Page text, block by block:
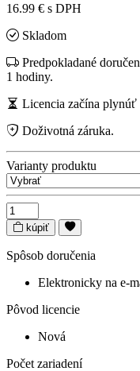
16.99 € s DPH
Skladom
Predpokladané
1 hodiny.
Licencia začína
Doživotná záruka.
Varianty produktu
kúpiť
Spôsob doručenia
Elektronicky na e-
Pôvod licencie
Nová
Počet zariadení